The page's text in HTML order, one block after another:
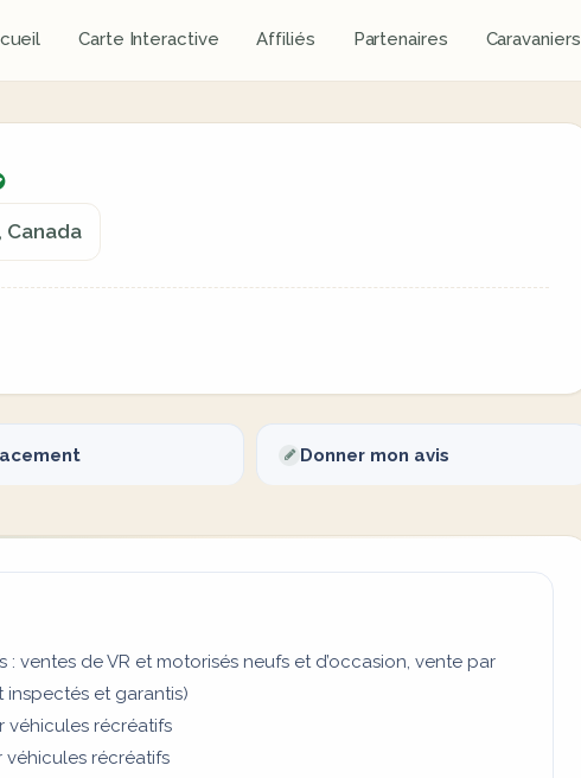
Carte Interactive Affiliés Partenaires Caravaniers
Canada
Donner mon avis
ventes de VR et motorisés neufs et d’occasion, vente par
inspectés et garantis)
véhicules récréatifs
véhicules récréatifs